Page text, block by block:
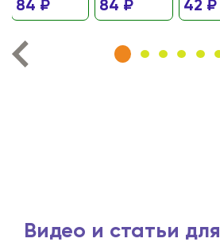
84 ₽ 84 ₽ 42 ₽
Видео и статьи для